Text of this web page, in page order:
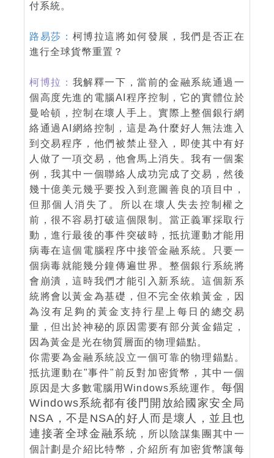
付系統。
路易莎： 柯博拉這將如何發展，我們是否正在
進行全球貨幣重置？
柯博拉： 我解釋一下，當前的金融系統通過一
個高度先進的電腦AI程序控制，它的實體位於
曼哈頓，控制在壞人手上。實際上整個銀行網
絡通過AI網絡控制，這是為什麼好人無法進入
到交易程序，他們被禁止登入，即使其中有好
人做了一項交易，他會馬上消失。我有一個案
例，我其中一個聯絡人成功完成了交易，然後
幾十億美元幾乎要投入到意圖善良的項目中，
但那個人消失了。所以在壞人失去控制權之
前，很不容易打破這個限制。當正義軍採取行
動，進行最後的事件突破時，抵抗運動才能用
病毒在這個電腦程序中接管金融系統。只要一
個病毒就能幾分鐘傳遍世界。整個銀行系統將
會崩潰，這時我們才能引入新系統。這個新系
統將會以黃金為基礎，但不完全依賴黃金，因
為沒有足夠的黃金支持行星上每日的總交易
量，但出於神秘的原因需要有部分黃金錨定，
因為黃金是光在物質層面的物理錨點。
你需要為金融系統設立一個可靠的物理錨點。
抵抗運動在"事件"前反對加密貨幣，其中一個
原因是大多數電腦用Windows系統運作。 每個
Windows系統都有後門開放給國家安全局
NSA，不是NSA的好人而是壞人，並且也
連接著全球金融系統 ，所以陰謀集團其中一
個計劃是介紹比特幣，介紹所有加密貨幣讓每